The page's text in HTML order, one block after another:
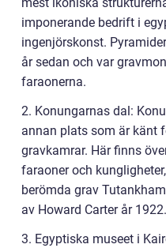
mest ikoniska
imponerande bedrift i
ingenjörskonst.
år sedan och var
faraonerna.
2. Konungarnas dal:
annan plats som är känt
gravkamrar. Här finns
faraoner och
berömda grav
av Howard Carter år 1922.
3. Egyptiska museet i